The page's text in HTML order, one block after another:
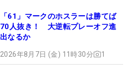
「61」マークのホスラーは勝てば
70人抜き！ 大逆転プレーオフ進
出なるか
2026年8月7日 (金) 11時30分 1